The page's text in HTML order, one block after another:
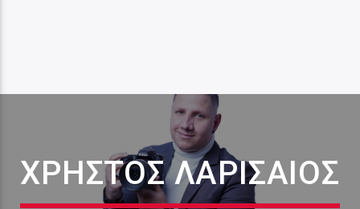
ΧΡΉΣΤΟΣ ΛΑΡΙΣΑΊΟΣ